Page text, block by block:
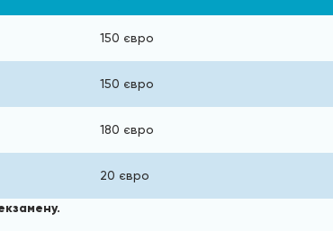
150 євро
150 євро
180 євро
20 євро